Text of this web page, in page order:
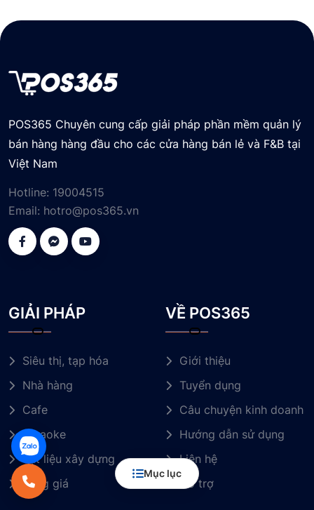
Mục lục
POS365 Chuyên cung cấp giải pháp phần mềm quản lý
bán hàng hàng đầu cho các cửa hàng bán lẻ và F&B tại
Việt Nam
Hotline: 19004515
Email: hotro@pos365.vn
GIẢI PHÁP
Siêu thị, tạp hóa
Nhà hàng
Cafe
Karaoke
Vật liệu xây dựng
Bảng giá
VỀ POS365
Giới thiệu
Tuyển dụng
Câu chuyện kinh doanh
Hướng dẫn sử dụng
Liên hệ
Hỗ trợ